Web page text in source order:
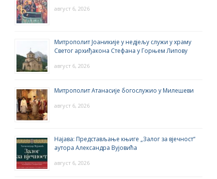
август 6, 2026
Митрополит Јоаникије у недјељу служи у храму
Светог архиђакона Стефана у Горњем Липову
август 6, 2026
Митрополит Атанасије богослужио у Милешеви
август 6, 2026
Најава: Представљање књиге „Залог за вјечност“
аутора Александра Вујовића
август 6, 2026